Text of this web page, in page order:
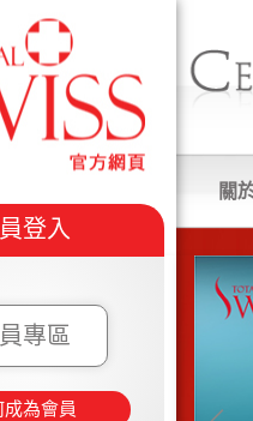
登入
專區
成為會員
關